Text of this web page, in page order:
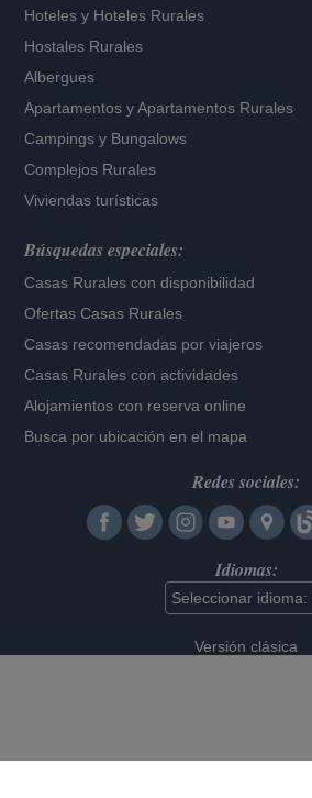
Hoteles y Hoteles Rurales
Hostales Rurales
Albergues
Apartamentos yApartamentos Rurales
Campings y Bungalows
Complejos Rurales
Viviendas turísticas
Búsquedas especiales:
Casas Rurales con disponibilidad
Ofertas Casas Rurales
Casas recomendadas por viajeros
Casas Rurales con actividades
Alojamientos con reserva online
Busca por ubicación en el mapa
Redes sociales:
Idiomas:
Versión clásica